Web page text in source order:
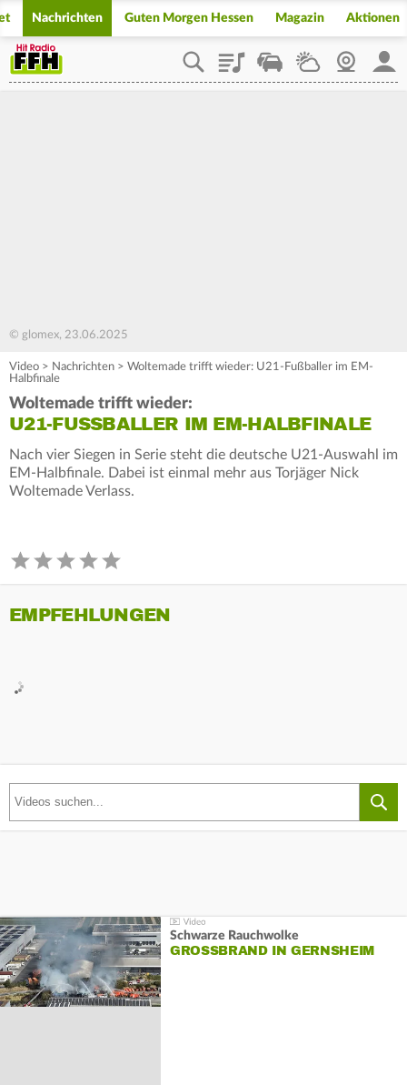
Nachrichten Guten Morgen Hessen Magazin Aktionen
PlaylistStaupilotWetterWebcam
© glomex, 23.06.2025
Video > Nachrichten > Woltemade trifft wieder: U21-Fußballer im EM-
Halbfinale
Woltemade trifft wieder:
U21-FUSSBALLER IM EM-HALBFINALE
Nach vier Siegen in Serie steht die deutsche U21-Auswahl im
EM-Halbfinale. Dabei ist einmal mehr aus Torjäger Nick
Woltemade Verlass.
EMPFEHLUNGEN
Schwarze Rauchwolke
GROSSBRAND IN GERNSHEIM